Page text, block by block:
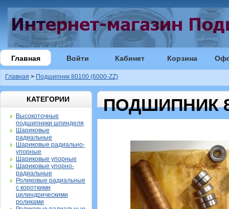
Главная Войти Кабинет Корзина
Главная > Подшипник 80100 (6000-ZZ)
КАТЕГОРИИ
Высокоточные
подшипники шпинделя
Шариковые
радиальные
Шариковые радиально-
упорные
Шариковые упорные
Шариковые упорно-
радиальные
Роликовые радиальные
с короткими
цилиндрическими
роликами
ПОДШИПНИК